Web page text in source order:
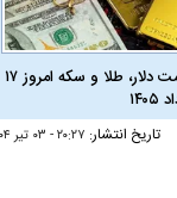
قیمت دلار، طلا و سکه امروز ۱۷
تاریخ انتشار: ۲۰:۲۷ - ۰۳ تير ۱۴۰۴